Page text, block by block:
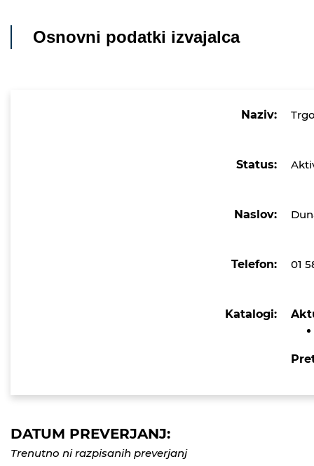
Osnovni podatki izvajalca
Naziv:
Status:
Naslov:
Telefon: 01
Katalogi:
DATUM PREVERJANJ:
Trenutno ni razpisanih preverjanj